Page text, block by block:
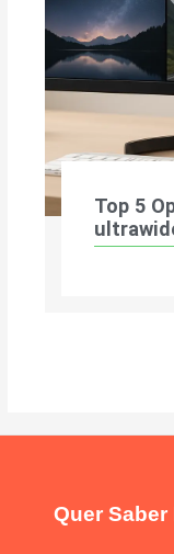
Top 5
Quer